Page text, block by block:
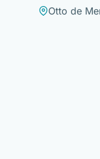
Otto de